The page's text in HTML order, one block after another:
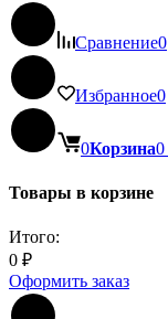
Сравнение0
Избранное0
0Корзина0
Товары в корзине
Итого:
0 ₽
Оформить заказ